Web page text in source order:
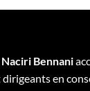
Bennani
en